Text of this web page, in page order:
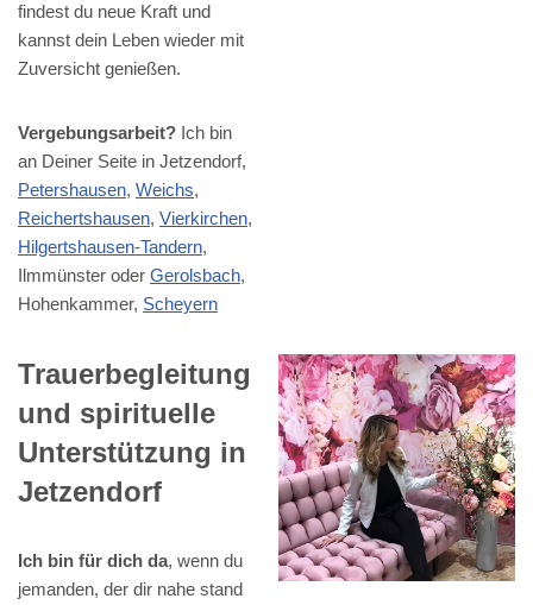
findest du neue Kraft und
kannst dein Leben wieder mit
Zuversicht genießen.
Vergebungsarbeit? Ich bin
an Deiner Seite in Jetzendorf,
Petershausen, Weichs,
Reichertshausen, Vierkirchen,
Hilgertshausen-Tandern,
Ilmmünster oder Gerolsbach,
Hohenkammer, Scheyern
Trauerbegleitung
und spirituelle
Unterstützung in
Jetzendorf
Ich bin für dich da, wenn du
jemanden, der dir nahe stand